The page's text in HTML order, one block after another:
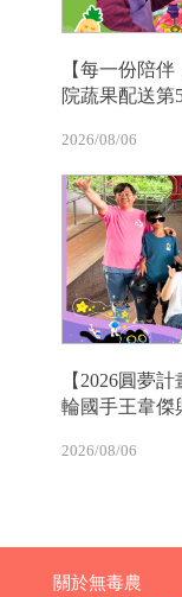
【每一份陪
院蔬果配送第
2026/08/06
【2026圓夢
輪國手王韋傑
2026/08/06
關於無毒農